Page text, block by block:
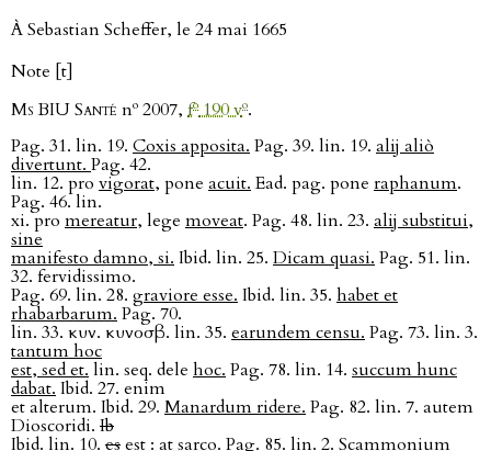
À Sebastian Scheffer, le 24 mai 1665
Note [t]
Ms BIU Santé no 2007, fo190 vo.
Pag. 31. lin. 19. Coxis apposita. Pag. 39. lin. 19. alij aliò
divertunt. Pag. 42.
lin. 12. pro vigorat, pone acuit.Ead. pag. pone raphanum.
Pag. 46. lin.
xi. pro mereatur, lege moveat. Pag. 48. lin. 23. alij substitui,
sine
manifesto damno, si. Ibid. lin. 25. Dicam quasi. Pag. 51. lin.
32. fervidissimo.
Pag. 69. lin. 28. graviore esse. Ibid. lin. 35. habet et
rhabarbarum. Pag. 70.
lin. 33. κυν. κυνοσβ. lin. 35. earundem censu. Pag. 73. lin. 3.
tantum hoc
est, sed et. lin. seq. dele hoc. Pag. 78. lin. 14. succum hunc
dabat. Ibid. 27. enim
et alterum. Ibid. 29. Manardum ridere. Pag. 82. lin. 7. autem
Dioscoridi. Ib
Ibid. lin. 10. esest : at sarco. Pag. 85. lin. 2. Scammonium